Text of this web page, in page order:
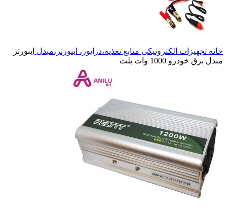
خانه تجهیزات الکترونیکی منابع تغذیه،درایور، اینورتر،مبدل اینورتر
مبدل برق خودرو 1000 وات بلت